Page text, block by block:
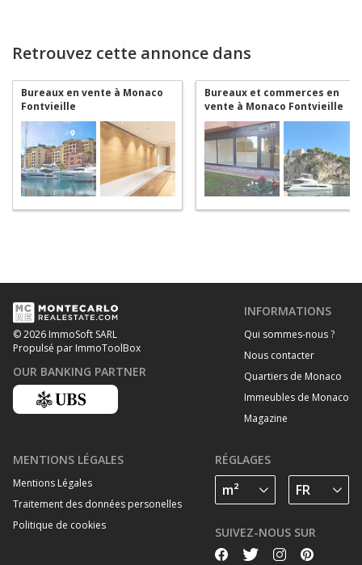
Retrouvez cette annonce dans
Bureaux en vente à Monaco
Fontvieille
Bureaux et commerces en
vente à Monaco Fontvieille
© 2026 ImmoSoft SARL
Propulsé par ImmoToolBox
OUR BANKING PARTNER
INFORMATIONS
Qui sommes-nous ?
Nous contacter
Quartiers de Monaco
Immeubles de Monaco
Magazine
MENTIONS LÉGALES
Mentions Légales
Traitement des données personelles
Politique de cookies
RÉGLAGES
SUIVEZ-NOUS SUR